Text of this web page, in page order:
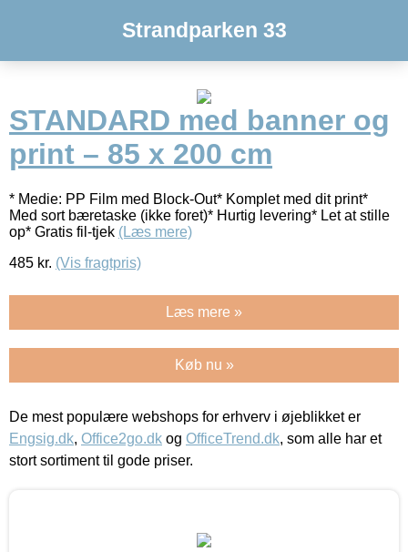
Strandparken 33
STANDARD med banner og
print – 85 x 200 cm
* Medie: PP Film med Block-Out* Komplet med dit print*
Med sort bæretaske (ikke foret)* Hurtig levering* Let at stille
op* Gratis fil-tjek (Læs mere)
485 kr. (Vis fragtpris)
Læs mere »
Køb nu »
De mest populære webshops for erhverv i øjeblikket er
Engsig.dk, Office2go.dk og OfficeTrend.dk, som alle har et
stort sortiment til gode priser.